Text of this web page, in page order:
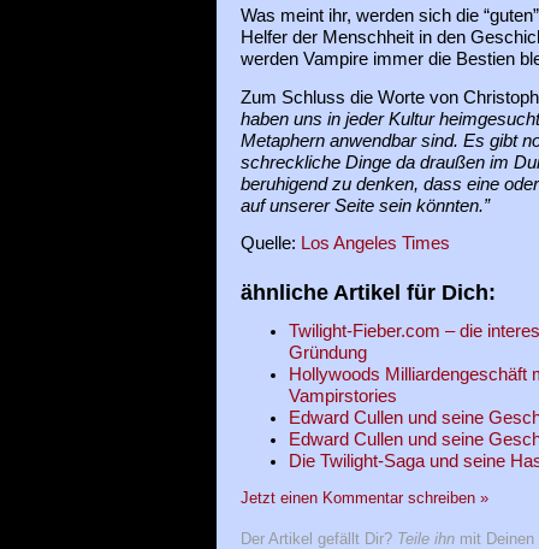
Was meint ihr, werden sich die
Helfer der Menschheit in den
werden Vampire immer die Bestien
Zum Schluss die Worte von
haben uns in jeder Kultur
Metaphern anwendbar sind. Es gibt
schreckliche Dinge da draußen im
beruhigend zu denken, dass eine
auf unserer Seite sein könnten.”
Quelle: Los Angeles Times
ähnliche Artikel für Dich:
Twilight-Fieber.com – die
Gründung
Hollywoods Milliardengeschäft
Vampirstories
Edward Cullen und seine
Edward Cullen und seine
Die Twilight-Saga und seine
Jetzt einen Kommentar schreiben »
Der Artikel gefällt Dir? Teile ihnmit Deinen